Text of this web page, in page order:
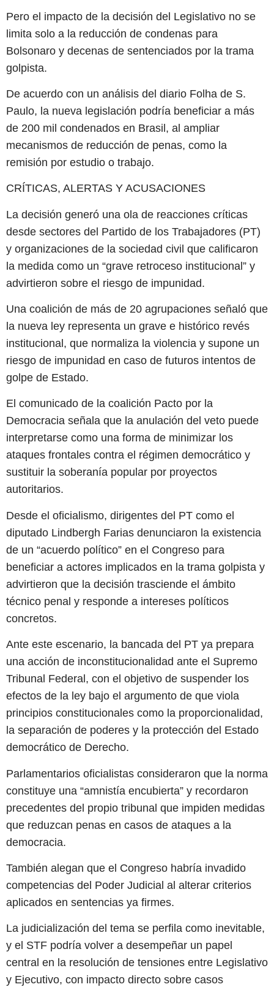
Pero el impacto de la decisión del Legislativo no se
limita solo a la reducción de condenas para
Bolsonaro y decenas de sentenciados por la trama
golpista.
De acuerdo con un análisis del diario Folha de S.
Paulo, la nueva legislación podría beneficiar a más
de 200 mil condenados en Brasil, al ampliar
mecanismos de reducción de penas, como la
remisión por estudio o trabajo.
CRÍTICAS, ALERTAS Y ACUSACIONES
La decisión generó una ola de reacciones críticas
desde sectores del Partido de los Trabajadores (PT)
y organizaciones de la sociedad civil que calificaron
la medida como un “grave retroceso institucional” y
advirtieron sobre el riesgo de impunidad.
Una coalición de más de 20 agrupaciones señaló que
la nueva ley representa un grave e histórico revés
institucional, que normaliza la violencia y supone un
riesgo de impunidad en caso de futuros intentos de
golpe de Estado.
El comunicado de la coalición Pacto por la
Democracia señala que la anulación del veto puede
interpretarse como una forma de minimizar los
ataques frontales contra el régimen democrático y
sustituir la soberanía popular por proyectos
autoritarios.
Desde el oficialismo, dirigentes del PT como el
diputado Lindbergh Farias denunciaron la existencia
de un “acuerdo político” en el Congreso para
beneficiar a actores implicados en la trama golpista y
advirtieron que la decisión trasciende el ámbito
técnico penal y responde a intereses políticos
concretos.
Ante este escenario, la bancada del PT ya prepara
una acción de inconstitucionalidad ante el Supremo
Tribunal Federal, con el objetivo de suspender los
efectos de la ley bajo el argumento de que viola
principios constitucionales como la proporcionalidad,
la separación de poderes y la protección del Estado
democrático de Derecho.
Parlamentarios oficialistas consideraron que la norma
constituye una “amnistía encubierta” y recordaron
precedentes del propio tribunal que impiden medidas
que reduzcan penas en casos de ataques a la
democracia.
También alegan que el Congreso habría invadido
competencias del Poder Judicial al alterar criterios
aplicados en sentencias ya firmes.
La judicialización del tema se perfila como inevitable,
y el STF podría volver a desempeñar un papel
central en la resolución de tensiones entre Legislativo
y Ejecutivo, con impacto directo sobre casos